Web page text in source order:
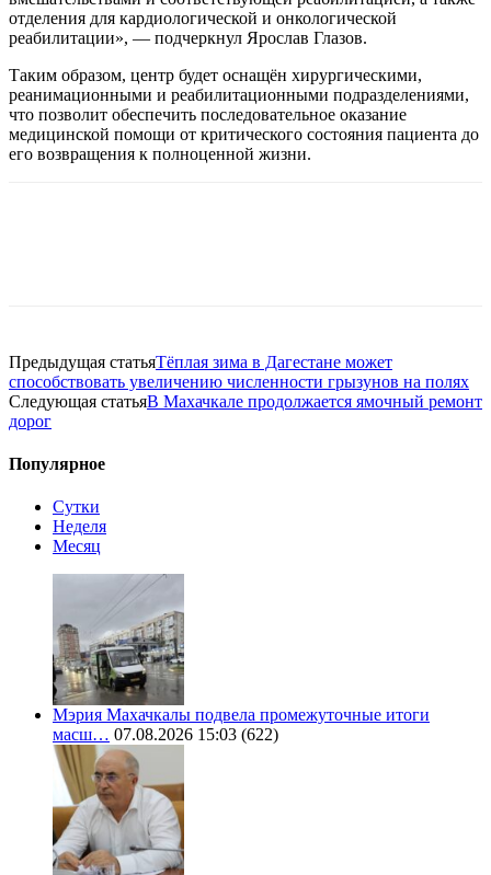
отделения для кардиологической и онкологической
реабилитации», — подчеркнул Ярослав Глазов.
Таким образом, центр будет оснащён хирургическими,
реанимационными и реабилитационными подразделениями,
что позволит обеспечить последовательное оказание
медицинской помощи от критического состояния пациента до
его возвращения к полноценной жизни.
Предыдущая статьяТёплая зима в Дагестане может
способствовать увеличению численности грызунов на полях
Следующая статьяВ Махачкале продолжается ямочный ремонт
дорог
Популярное
Сутки
Неделя
Месяц
Мэрия Махачкалы подвела промежуточные итоги
масш… 07.08.2026 15:03 (622)